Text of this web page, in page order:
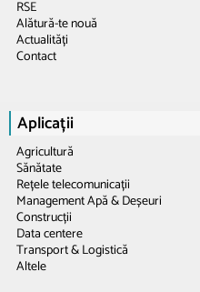
RSE
Alătură-te nouă
Actualități
Contact
Aplicații
Agricultură
Sănătate
Rețele telecomunicații
Management Apă & Deșeuri
Construcții
Data centere
Transport & Logistică
Altele